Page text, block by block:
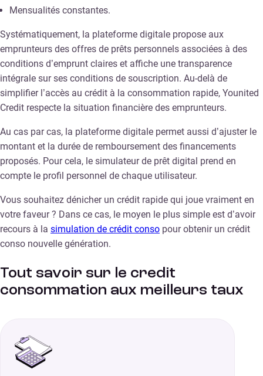
Mensualités constantes.
Systématiquement, la plateforme digitale propose aux
emprunteurs des offres de prêts personnels associées à des
conditions d’emprunt claires et affiche une transparence
intégrale sur ses conditions de souscription. Au-delà de
simplifier l’accès au crédit à la consommation rapide, Younited
Credit respecte la situation financière des emprunteurs.
Au cas par cas, la plateforme digitale permet aussi d’ajuster le
montant et la durée de remboursement des financements
proposés. Pour cela, le simulateur de prêt digital prend en
compte le profil personnel de chaque utilisateur.
Vous souhaitez dénicher un crédit rapide qui joue vraiment en
votre faveur ? Dans ce cas, le moyen le plus simple est d’avoir
recours à la simulation de crédit conso pour obtenir un crédit
conso nouvelle génération.
Tout savoir sur le credit
consommation aux meilleurs taux